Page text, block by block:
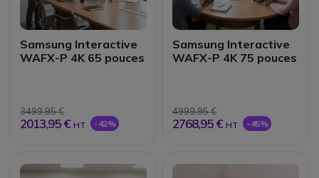
Samsung Interactive
WAFX-P 4K 65 pouces
3499,95 €
2013,95 € HT -42%
Samsung Interactive
WAFX-P 4K 75 pouces
4999,95 €
2768,95 € HT -45%